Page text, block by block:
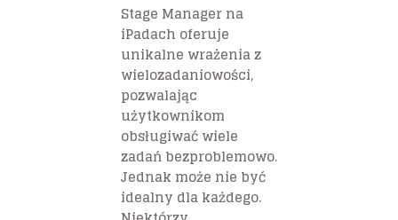
Stage Manager na
iPadach oferuje
unikalne wrażenia z
wielozadaniowości,
pozwalając
użytkownikom
obsługiwać wiele
zadań bezproblemowo.
Jednak może nie być
idealny dla każdego.